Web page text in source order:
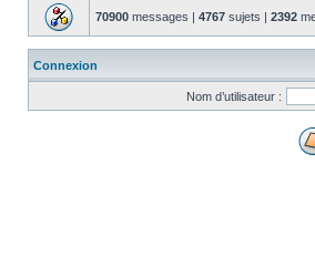
70900 messages | 4767 sujets | 2392
Connexion
Nom d’utilisateur :